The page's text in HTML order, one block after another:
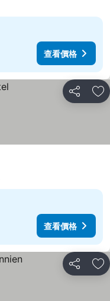
查看價格
分享 加
查看價格
分享 加